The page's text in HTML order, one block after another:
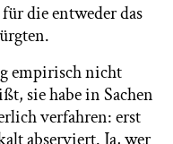
die entweder das
empirisch nicht
sie habe in Sachen
verfahren: erst